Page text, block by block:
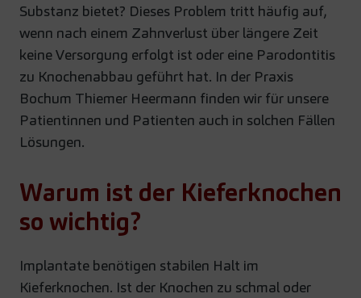
Substanz bietet? Dieses Problem tritt häufig auf,
wenn nach einem Zahnverlust über längere Zeit
keine Versorgung erfolgt ist oder eine Parodontitis
zu Knochenabbau geführt hat. In der Praxis
Bochum Thiemer Heermann finden wir für unsere
Patientinnen und Patienten auch in solchen Fällen
Lösungen.
Warum ist der Kieferknochen
so wichtig?
Implantate benötigen stabilen Halt im
Kieferknochen. Ist der Knochen zu schmal oder